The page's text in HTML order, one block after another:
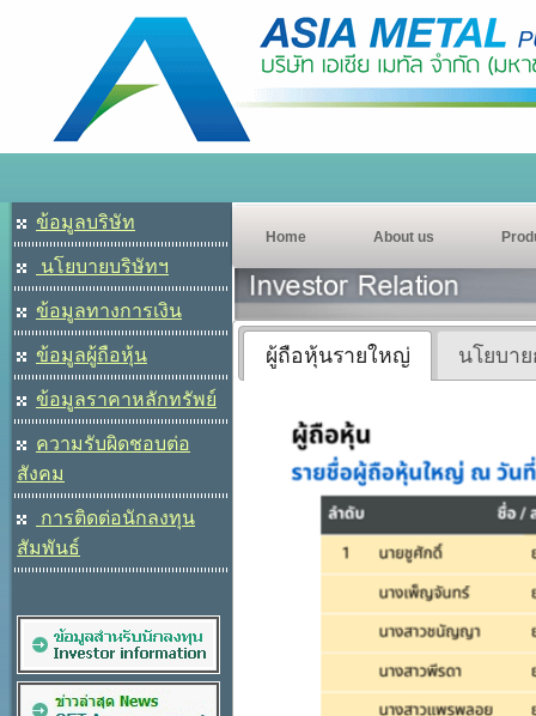
ข้อมูลบริษัท
นโยบายบริษัทฯ
ข้อมูลทางการเงิน
ข้อมูลผู้ถือหุ้น
ข้อมูลราคาหลักทรัพย์
ความรับผิดชอบต่อ
สังคม
การติดต่อนักลงทุน
สัมพันธ์
Home About us
ผู้ถือหุ้นรายใหญ่ นโยบา